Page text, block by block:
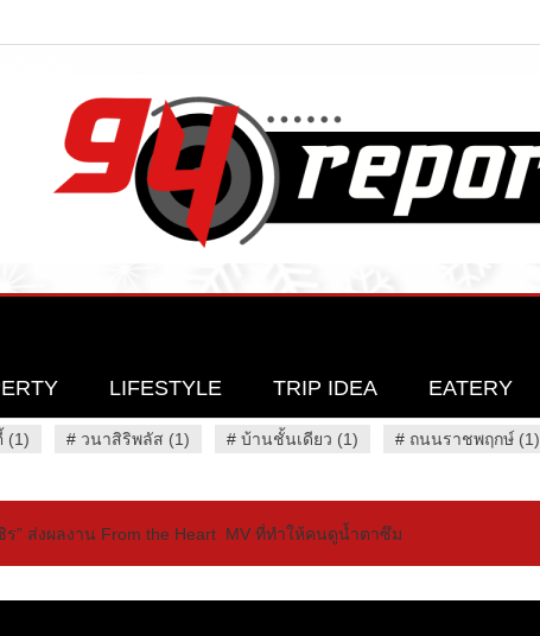
LIFESTYLE TRIP IDEA EATERY
(1) # วนาสิริพลัส (1) # บ้านชั้นเดียว (1) # ถนนราชพฤกษ์ (1)
ร” ส่งผลงาน From the Heart MV ที่ทำให้คนดูน้ำตาซึม